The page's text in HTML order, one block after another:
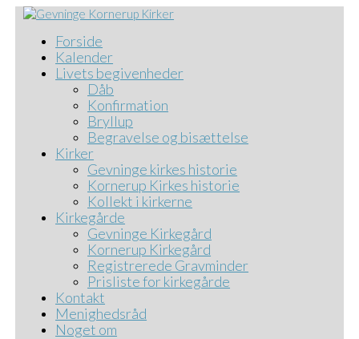
Forside
Kalender
Livets begivenheder
Dåb
Konfirmation
Bryllup
Begravelse og bisættelse
Kirker
Gevninge kirkes historie
Kornerup Kirkes historie
Kollekt i kirkerne
Kirkegårde
Gevninge Kirkegård
Kornerup Kirkegård
Registrerede Gravminder
Prisliste for kirkegårde
Kontakt
Menighedsråd
Noget om